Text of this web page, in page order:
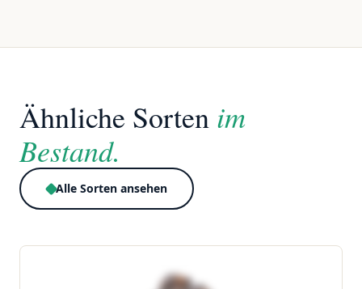
Ähnliche Sorten im
Bestand.
Alle Sorten ansehen